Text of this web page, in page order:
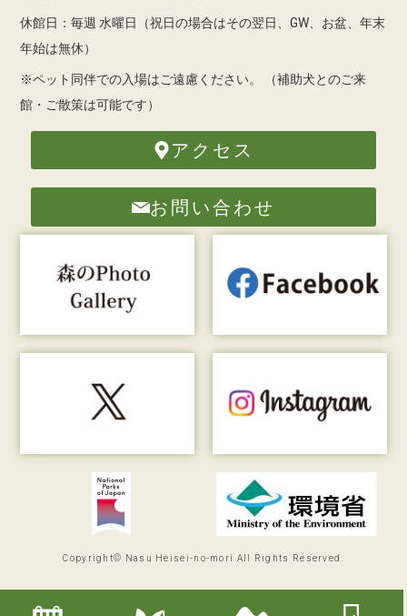
休館日：毎週 水曜日（祝日の場合はその翌日、GW、お盆、年末
年始は無休）
※ペット同伴での入場はご遠慮ください。
（補助犬とのご来
館・ご散策は可能です）
アクセス
お問い合わせ
Copyright© Nasu Heisei-no-mori All Rights Reserved.